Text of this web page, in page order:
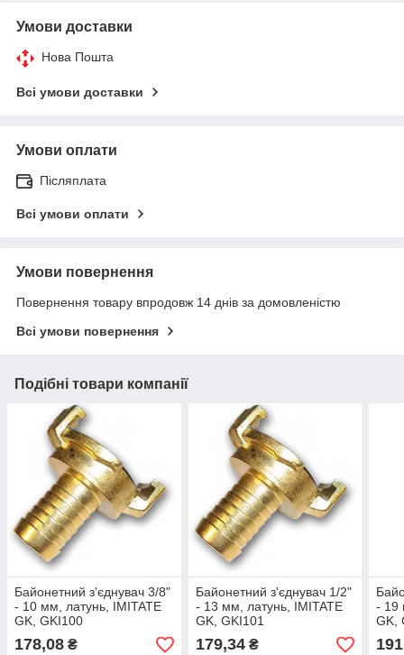
Умови доставки
Нова Пошта
Всі умови доставки
Умови оплати
Післяплата
Всі умови оплати
Умови повернення
Повернення товару впродовж 14 днів за домовленістю
Всі умови повернення
Подібні товари компанії
Байонетний з'єднувач 3/8"
- 10 мм, латунь, IMITATE
GK, GKI100
178,08 ₴
Байонетний з'єднувач 1/2"
- 13 мм, латунь, IMITATE
GK, GKI101
179,34₴
- 19
GK,